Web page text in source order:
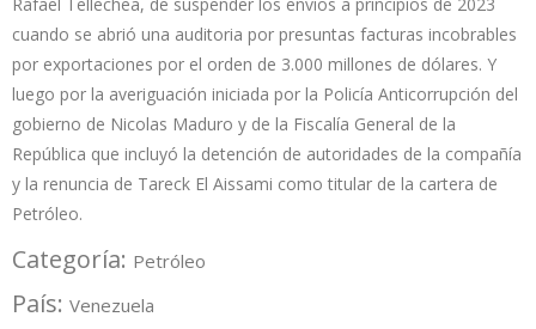
cuando se abrió una auditoria por presuntas facturas incobrables
por exportaciones por el orden de 3.000 millones de dólares. Y
luego por la averiguación iniciada por la Policía Anticorrupción del
gobierno de Nicolas Maduro y de la Fiscalía General de la
República que incluyó la detención de autoridades de la compañía
y la renuncia de Tareck El Aissami como titular de la cartera de
Petróleo.
Categoría: Petróleo
País: Venezuela